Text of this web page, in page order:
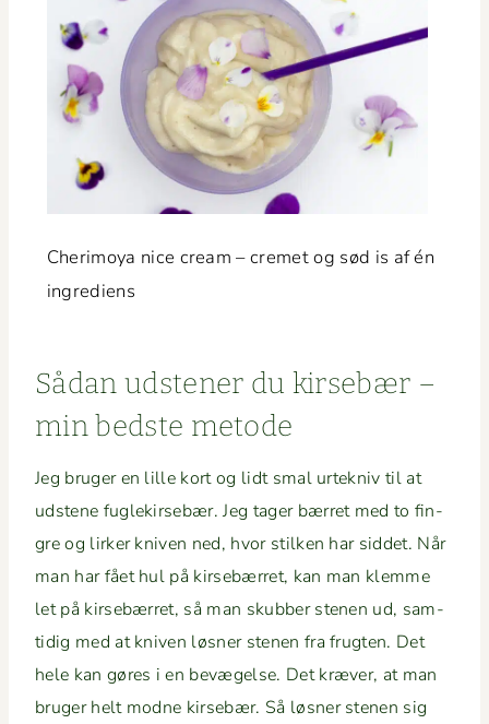
Che­r­i­moya nice cream – cremet og sød is af én
ingrediens
Sådan udsten­er du kirse­bær –
min bed­ste metode
Jeg bruger en lille kort og lidt smal urtekniv til at
udstene fuglekirse­bær. Jeg tager bær­ret med to fin­
gre og lirk­er kniv­en ned, hvor stilken har sid­det. Når
man har fået hul på kirse­bær­ret, kan man klemme
let på kirse­bær­ret, så man skub­ber ste­nen ud, sam­
tidig med at kniv­en løs­ner ste­nen fra frugten. Det
hele kan gøres i en bevægelse. Det kræver, at man
bruger helt modne kirse­bær. Så løs­ner ste­nen sig